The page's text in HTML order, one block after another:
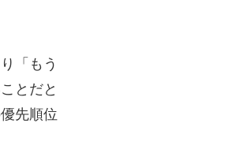
「もう
とだと
先順位